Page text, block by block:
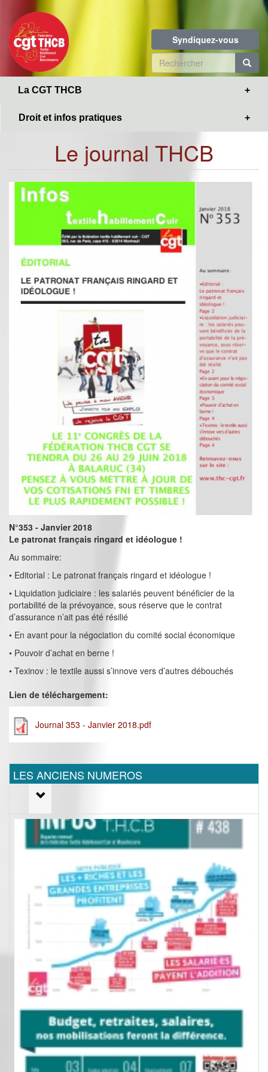
contenu
principal
Syndiquez-vous
Formulaire
de
La CGT THCB
Droit et infos pratiques
Le journal THCB
N°353 - Janvier 2018
Le patronat français ringard et idéologue !
Au sommaire:
• Editorial : Le patronat français ringard et idéologue !
• Liquidation judiciaire : les salariés peuvent bénéficier de la
portabilité de la prévoyance, sous réserve que le contrat
d’assurance n’ait pas été résilié
• En avant pour la négociation du comité social économique
• Pouvoir d’achat en berne !
• Texinov : le textile aussi s’innove vers d’autres débouchés
Lien de téléchargement:
Journal 353 - Janvier 2018.pdf
LES ANCIENS NUMEROS